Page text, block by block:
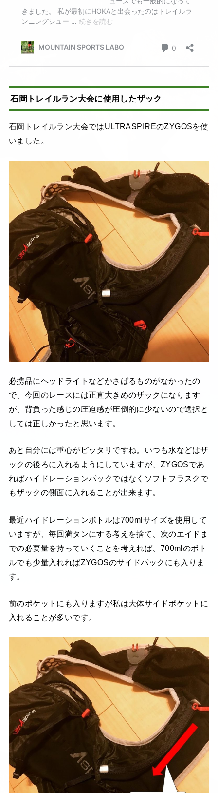
石岡トレイルラン大会に使用したザック
石岡トレイルラン大会ではULTRASPIREのZYGOSを使
いました。
必携品にヘッドライトなどかさばるものがなかったの
で、今回のレースには正直大きめのザックになります
が、背負った感じの圧迫感が圧倒的に少ないので選択と
しては正しかったと思います。
あと自分には重心がピッタリですね。いつも水などはザ
ックの後ろに入れるようにしていますが、ZYGOSであ
ればハイドレーションパックではなくソフトフラスクで
もザックの側面に入れることが出来ます。
最近ハイドレーションボトルは700mlサイズを使用して
いますが、毎回満タンにする考えを捨て、次のエイドま
での必要量を持っていくことを考えれば、700mlのボト
ルでも少量入れればZYGOSのサイドパックにも入りま
す。
前のポケットにも入りますが私は大体サイドポケットに
入れることが多いです。